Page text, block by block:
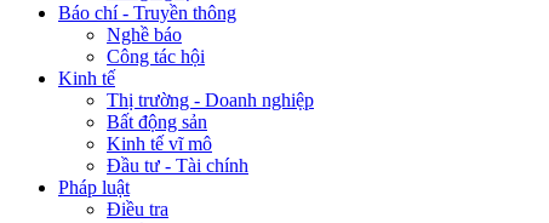
Báo chí - Truyền thông
Nghề báo
Công tác hội
Kinh tế
Thị trường - Doanh nghiệp
Bất động sản
Kinh tế vĩ mô
Đầu tư - Tài chính
Pháp luật
Điều tra